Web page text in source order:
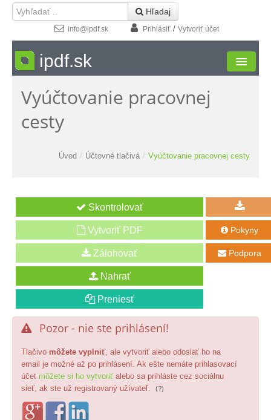
 Hľadaj
info@ipdf.sk Prihlásiť/ Vytvoriť účet
ipdf.sk
Formuláre
Moja zóna
Kontakt
Vyúčtovanie pracovnej
cesty
Úvod / Účtovné tlačivá / Vyúčtovanie pracovnej cesty
Vytvoriť PDF  Pokyny
 Podpora
 Pozor - nie ste prihlásení!
Tlačivo môžete vyplniť, ale vytvoriť alebo odoslať ho na
email je možné až po prihlásení. Ak ešte nemáte prihlasovací
účet môžete si ho vytvoriť alebo sa prihláste cez sociálnu
sieť, ak ste už registrovaný užívateľ.
(?)